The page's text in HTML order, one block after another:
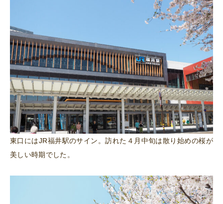
東口にはJR福井駅のサイン。訪れた４月中旬は散り始めの桜が
美しい時期でした。